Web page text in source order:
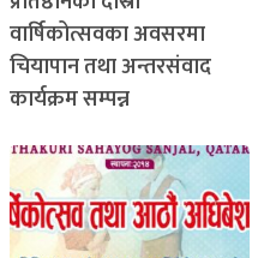
वार्षिकोत्सवका अवसरमा
चियापान तथा अन्तरसंवाद
कार्यक्रम सम्पन्न